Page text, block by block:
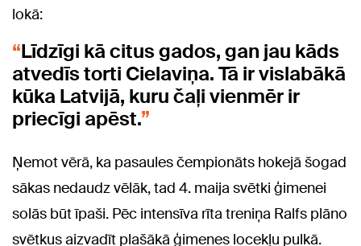
lokā:
Līdzīgi kā citus gados, gan jau kāds
atvedīs torti Cielaviņa. Tā ir vislabākā
kūka Latvijā, kuru čaļi vienmēr ir
priecīgi apēst.
Ņemot vērā, ka pasaules čempionāts hokejā šogad
sākas nedaudz vēlāk, tad 4. maija svētki ģimenei
solās būt īpaši. Pēc intensīva rīta treniņa Ralfs plāno
svētkus aizvadīt plašākā ģimenes locekļu pulkā.